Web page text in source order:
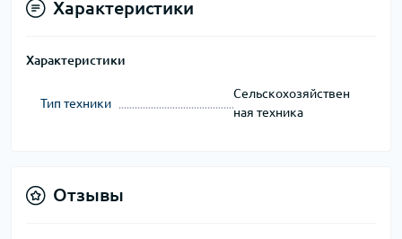
Характеристики
Характеристики
Тип техники
Сельскохозяйствен
ная техника
Отзывы